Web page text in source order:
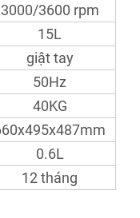
3000/3600 rpm
15L
giật tay
50Hz
40KG
0.6L
12 tháng